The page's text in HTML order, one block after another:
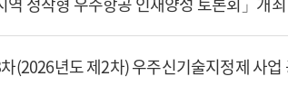
(2026년도 제2차) 우주신기술지정제 사